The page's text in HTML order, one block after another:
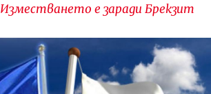
Изместването е заради Брекзит